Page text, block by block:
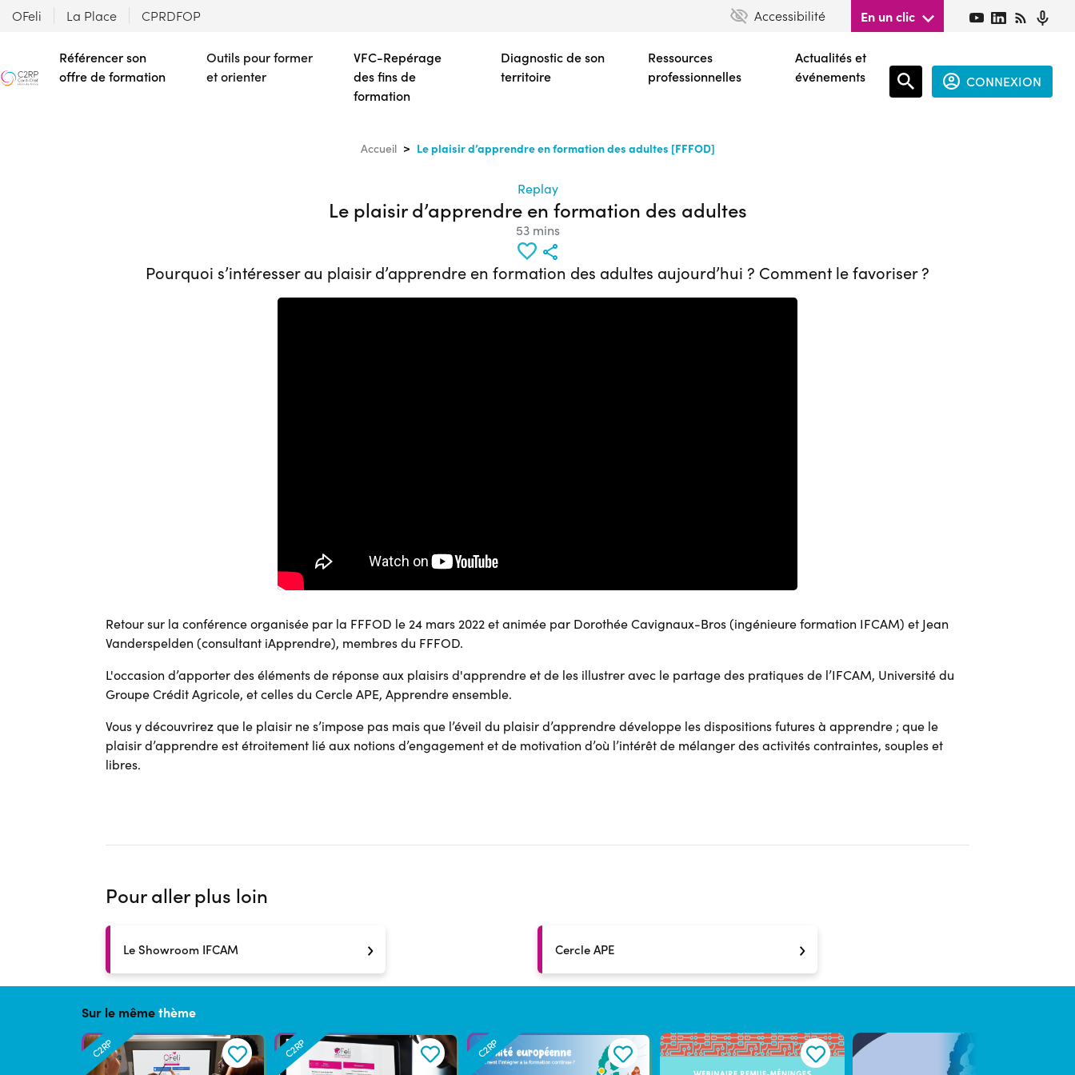
contenu
principal
OFeli La Place CPRDFOP Accessibilité En un clic
Référencer son
offre de formation
Outils pour former
et orienter
VFC-Repérage
des fins de
formation
Diagnostic de son
territoire
Ressources
professionnelles
Actualités et
événements
CONNEXION
Accueil Le plaisir d’apprendre en formation des adultes [FFFOD]
Replay
Le plaisir d’apprendre en formation des adultes
53 mins
Pourquoi s’intéresser au plaisir d’apprendre en formation des adultes aujourd’hui ? Comment le favoriser ?
Retour sur la conférence organisée par la FFFOD le 24 mars 2022 et animée par Dorothée Cavignaux-Bros (ingénieure formation IFCAM) et Jean
Vanderspelden (consultant iApprendre), membres du FFFOD.
L'occasion d’apporter des éléments de réponse aux plaisirs d'apprendre et de les illustrer avec le partage des pratiques de l’IFCAM, Université du
Groupe Crédit Agricole, et celles du Cercle APE, Apprendre ensemble.
Vous y découvrirez que le plaisir ne s’impose pas mais que l’éveil du plaisir d’apprendre développe les dispositions futures à apprendre ; que le
plaisir d’apprendre est étroitement lié aux notions d’engagement et de motivation d’où l’intérêt de mélanger des activités contraintes, souples et
libres.
Pour aller plus loin
Le Showroom IFCAM Cercle APE
Sur le mêmethème
C2RP C2RP C2RP